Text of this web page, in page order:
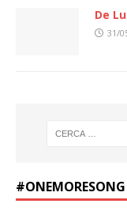
De
31/